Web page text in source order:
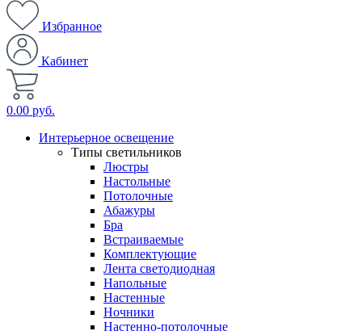
Избранное
Кабинет
0.00 руб.
Интерьерное освещение
Типы светильников
Люстры
Настольные
Потолочные
Абажуры
Бра
Встраиваемые
Комплектующие
Лента светодиодная
Напольные
Настенные
Ночники
Настенно-потолочные